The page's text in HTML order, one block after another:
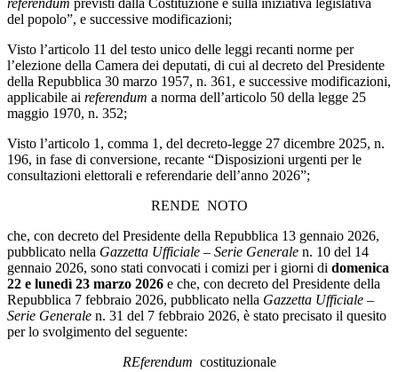
referendum previsti dalla Costituzione e sulla iniziativa legislativa
del popolo”, e successive modificazioni;
Visto l’articolo 11 del testo unico delle leggi recanti norme per
l’elezione della Camera dei deputati, di cui al decreto del Presidente
della Repubblica 30 marzo 1957, n. 361, e successive modificazioni,
applicabile ai referendum a norma dell’articolo 50 della legge 25
maggio 1970, n. 352;
Visto l’articolo 1, comma 1, del decreto-legge 27 dicembre 2025, n.
196, in fase di conversione, recante “Disposizioni urgenti per le
consultazioni elettorali e referendarie dell’anno 2026”;
RENDE NOTO
che, con decreto del Presidente della Repubblica 13 gennaio 2026,
pubblicato nella Gazzetta Ufficiale – Serie Generale n. 10 del 14
gennaio 2026, sono stati convocati i comizi per i giorni di domenica
22 e lunedì 23 marzo 2026 e che, con decreto del Presidente della
Repubblica 7 febbraio 2026, pubblicato nella Gazzetta Ufficiale –
Serie Generale n. 31 del 7 febbraio 2026, è stato precisato il quesito
per lo svolgimento del seguente:
REferendum costituzionale